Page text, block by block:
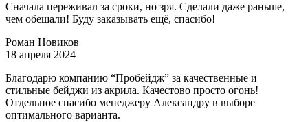
Сначала переживал за сроки, но зря. Сделали даже раньше,
чем обещали! Буду заказывать ещё, спасибо!
Роман Новиков
18 апреля 2024
Благодарю компанию “Пробейдж” за качественные и
стильные бейджи из акрила. Качестово просто огонь!
Отдельное спасибо менеджеру Александру в выборе
оптимального варианта.